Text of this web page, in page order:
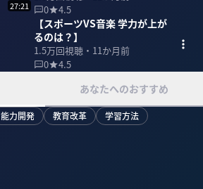
0
4.5
27:21
【スポーツVS音楽 学力が上が
るのは？】
1.5万回視聴・ 11か月前
0
4.5
あなたへのおすすめ
能力開発 教育改革 学習方法